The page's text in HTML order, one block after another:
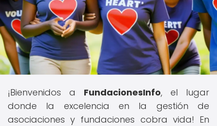
¡Bienvenidos a FundacionesInfo, el lugar
donde la excelencia en la gestión de
asociaciones y fundaciones cobra vida! En